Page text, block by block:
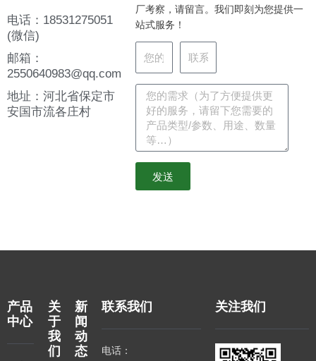
电话：18531275051
(微信)
邮箱：
2550640983@qq.com
地址：河北省保定市
安国市流各庄村
厂考察，请留言。我们即刻为您提供一
站式服务！
发送
产品
中心
关
于
我
们
新
闻
动
态
联系我们
电话：
关注我们